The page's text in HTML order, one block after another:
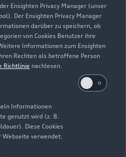
Ensighten Privacy Manager (unser
Der Ensighten Privacy Manager
darüber zu speichern, ob
von Cookies Benutzer ihre
Informationen zum Ensighten
Rechten als betroffene Person
Richtlinie nachlesen.
Informationen
genutzt wird (z. B.
Diese Cookies
Webseite verwendet.
Zurück nach oben